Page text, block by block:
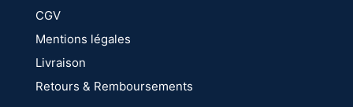
CGV
Mentions légales
Livraison
Retours & Remboursements